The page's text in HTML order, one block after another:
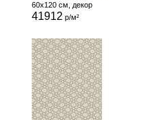
60x120 см, декор
41912 р/м²